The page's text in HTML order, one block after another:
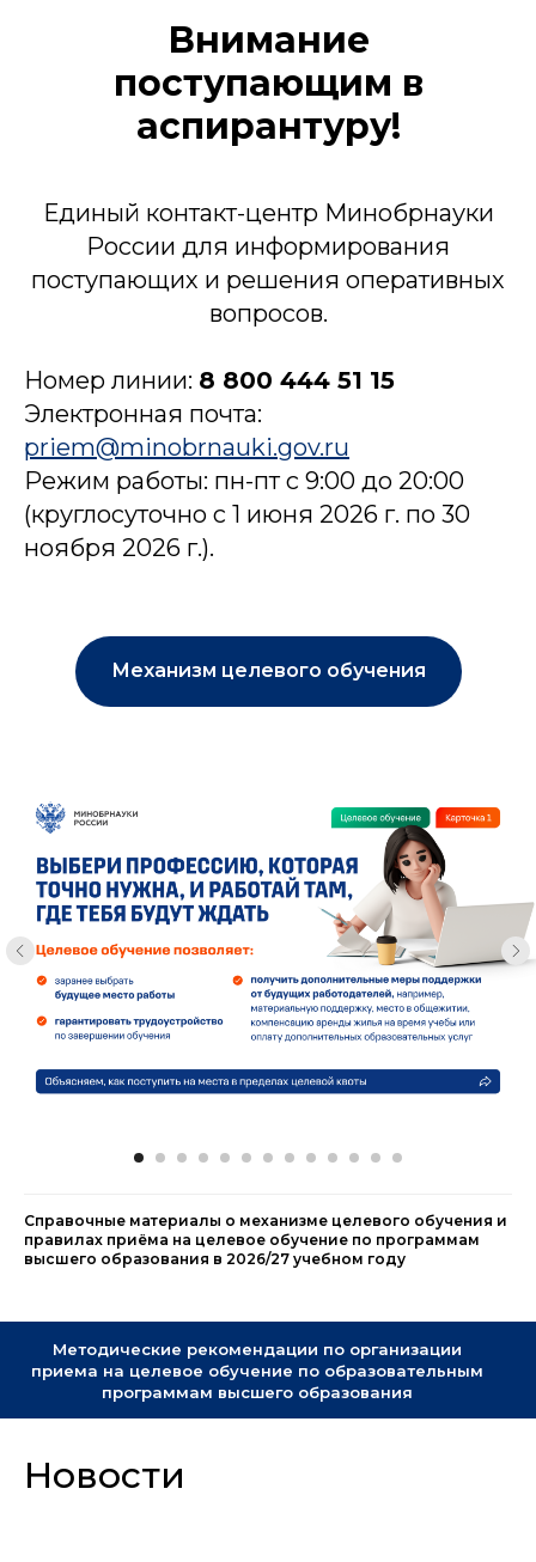
Внимание
поступающим в
аспирантуру!
Единый контакт-центр Минобрнауки
России для информирования
поступающих и решения оперативных
вопросов.
Номер линии: 8 800 444 51 15
Электронная почта:
priem@minobrnauki.gov.ru
Режим работы: пн-пт с 9:00 до 20:00
(круглосуточно с 1 июня 2026 г. по 30
ноября 2026 г.).
Механизм целевого обучения
Справочные материалы о механизме целевого обучения и
правилах приёма на целевое обучение по программам
высшего образования в 2026/27 учебном году
Методические рекомендации по организации
приема на целевое обучение по образовательным
программам высшего образования
Новости